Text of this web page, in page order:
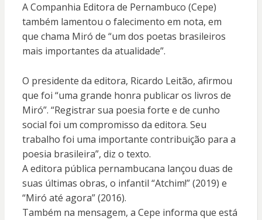
A Companhia Editora de Pernambuco (Cepe)
também lamentou o falecimento em nota, em
que chama Miró de “um dos poetas brasileiros
mais importantes da atualidade”.
O presidente da editora, Ricardo Leitão, afirmou
que foi “uma grande honra publicar os livros de
Miró”. “Registrar sua poesia forte e de cunho
social foi um compromisso da editora. Seu
trabalho foi uma importante contribuição para a
poesia brasileira”, diz o texto.
A editora pública pernambucana lançou duas de
suas últimas obras, o infantil “Atchim!” (2019) e
“Miró até agora” (2016).
Também na mensagem, a Cepe informa que está